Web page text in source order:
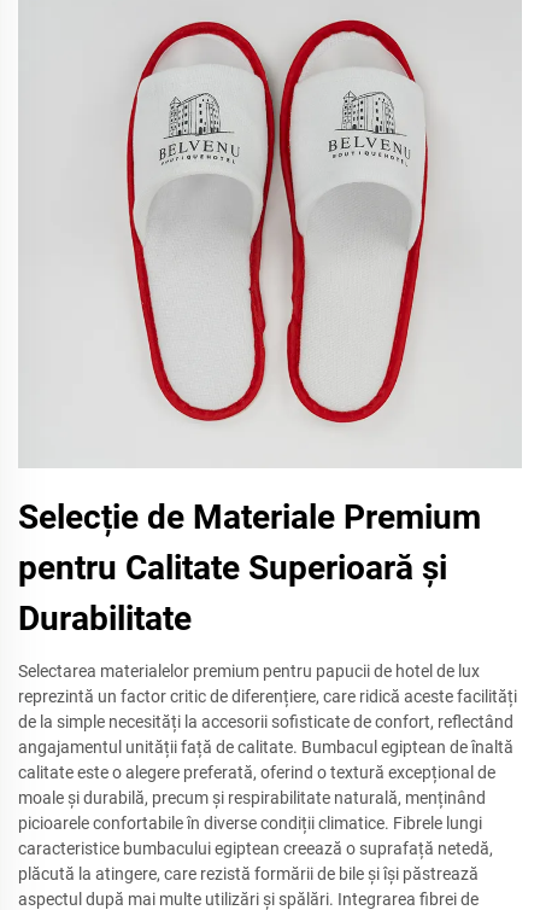
Selecție de Materiale Premium
pentru Calitate Superioară și
Durabilitate
Selectarea materialelor premium pentru papucii de hotel de lux
reprezintă un factor critic de diferențiere, care ridică aceste facilități
de la simple necesități la accesorii sofisticate de confort, reflectând
angajamentul unității față de calitate. Bumbacul egiptean de înaltă
calitate este o alegere preferată, oferind o textură excepțional de
moale și durabilă, precum și respirabilitate naturală, menținând
picioarele confortabile în diverse condiții climatice. Fibrele lungi
caracteristice bumbacului egiptean creează o suprafață netedă,
plăcută la atingere, care rezistă formării de bile și își păstrează
aspectul după mai multe utilizări și spălări. Integrarea fibrei de